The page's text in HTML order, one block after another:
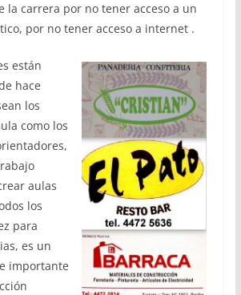
la carrera por no tener acceso a un
por no tener acceso a internet .
están
hace
los
como los
aulas
los
para
es un
importante